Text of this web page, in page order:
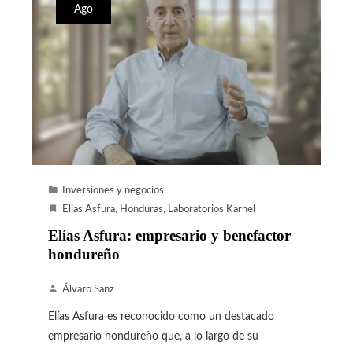
Ago
Inversiones y negocios
Elias Asfura, Honduras, Laboratorios Karnel
Elías Asfura: empresario y benefactor
hondureño
Álvaro Sanz
Elías Asfura es reconocido como un destacado
empresario hondureño que, a lo largo de su